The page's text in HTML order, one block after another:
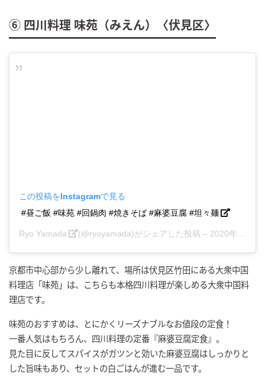
⑥ 四川料理 味苑（みえん）〈伏見区〉
この投稿をInstagramで見る
#昼ご飯 #味苑 #回鍋肉 #焼きそば #麻婆豆腐 #坦々麺
Ryo Yamada (@ryoyamada)がシェアした投稿 – 2020年 1月月4日午後8時19分PST
京都市中心部から少し離れて、場所は伏見区竹田にある大衆中国
料理店「味苑」は、こちらも本格四川料理が楽しめる大衆中国料
理店です。
味苑のおすすめは、とにかくリーズナブルなお値段の定食！
一番人気はもちろん、四川料理の定番『麻婆豆腐定食』。
見た目に反してスパイスがガツンと効いた麻婆豆腐はしっかりと
した旨味もあり、セットの白ごはんが進む一品です。